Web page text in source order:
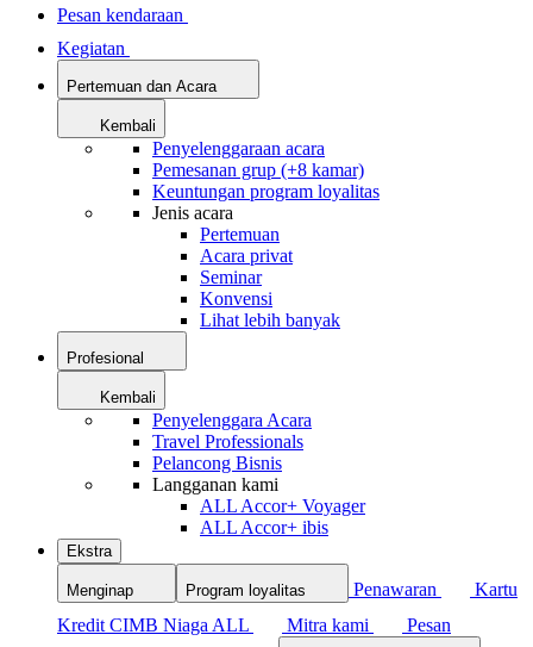
Pesan kendaraan
Kegiatan
Pertemuan dan Acara
Kembali
Penyelenggaraan acara
Pemesanan grup (+8 kamar)
Keuntungan program loyalitas
Jenis acara
Pertemuan
Acara privat
Seminar
Konvensi
Lihat lebih banyak
Profesional
Kembali
Penyelenggara Acara
Travel Professionals
Pelancong Bisnis
Langganan kami
ALL Accor+ Voyager
ALL Accor+ ibis
Ekstra
Menginap Program loyalitas Penawaran
Kartu
Kredit CIMB Niaga ALL
Mitra kami
Pesan